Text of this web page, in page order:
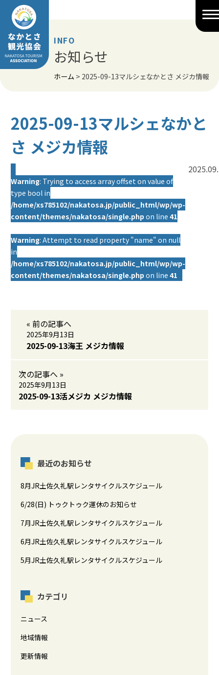
Skip
content
INFO
お知らせ
ホーム > 2025-09-13マルシェなかとさ メジカ情報
2025-09-13マルシェなかと
さ メジカ情報
Warning: Trying to access array offset on value of
type bool in
/home/xs785102/nakatosa.jp/public_html/wp/wp-
content/themes/nakatosa/single.php on line41
Warning: Attempt to read property "name" on null
in
/home/xs785102/nakatosa.jp/public_html/wp/wp-
content/themes/nakatosa/single.php on line41
« 前の記事へ
2025年9月13日
2025-09-13海王 メジカ情報
次の記事へ »
2025年9月13日
2025-09-13活メジカ メジカ情報
最近のお知らせ
8月JR土佐久礼駅レンタサイクルスケジュール
6/28(日) トゥクトゥク運休のお知らせ
7月JR土佐久礼駅レンタサイクルスケジュール
6月JR土佐久礼駅レンタサイクルスケジュール
5月JR土佐久礼駅レンタサイクルスケジュール
カテゴリ
ニュース
地域情報
更新情報